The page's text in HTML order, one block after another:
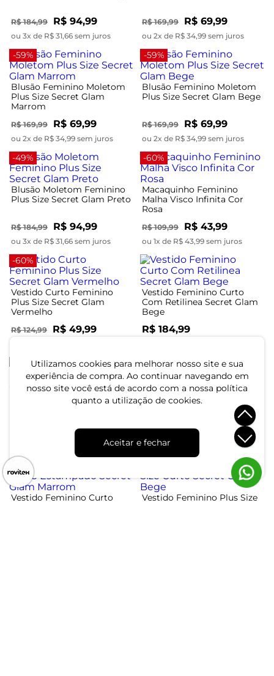
Utilizamos cookies para melhorar nosso site e sua
experiência de compra. Ao continuar navegando em
nosso site você está de acordo com a nossa política
quanto a utilização de cookies.
Aceitar e fechar
R$ 184,99 R$ 94,99
ou 3x de R$ 31,66 sem juros
R$ 169,99 R$ 69,99
ou 2x de R$ 34,99 sem juros
-59%
Blusão Feminino Moletom
Plus Size Secret Glam
Marrom
R$ 169,99 R$ 69,99
ou 2x de R$ 34,99 sem juros
-59%
Blusão Feminino Moletom
Plus Size Secret Glam Bege
R$ 169,99 R$ 69,99
ou 2x de R$ 34,99 sem juros
-49%
Blusão Moletom Feminino
Plus Size Secret Glam Preto
R$ 184,99 R$ 94,99
ou 3x de R$ 31,66 sem juros
-60%
Macaquinho Feminino
Malha Visco Infinita Cor
Rosa
R$ 109,99 R$ 43,99
ou 1x de R$ 43,99 sem juros
-60%
Vestido Curto Feminino
Plus Size Secret Glam
Vermelho
R$ 124,99 R$ 49,99
Vestido Feminino Curto
Com Retilinea Secret Glam
Bege
R$ 184,99
Conjunto Feminino Blusa E
Shorts Saia Secret Glam
ou 6x de R$ 34,16 sem juros
-60%
Vestido Feminino Midi Plus
Size Infinita Cor Marrom
R$ 79,99
ou 2x de R$ 39,99 sem juros
Vestido Feminino Curto
Vestido Feminino Plus Size